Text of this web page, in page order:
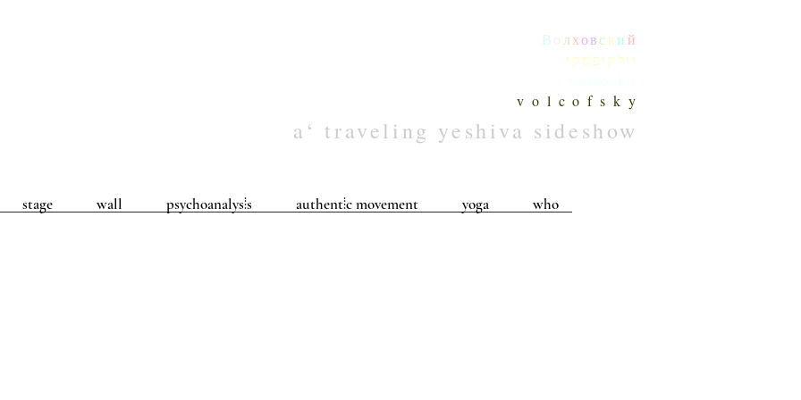
Во лховски й
וולקופסקי
v o l c o f s k y
a‘ traveling yeshiva sideshow
stage wall psychoanalys⦙s authent⦙c movement yoga who